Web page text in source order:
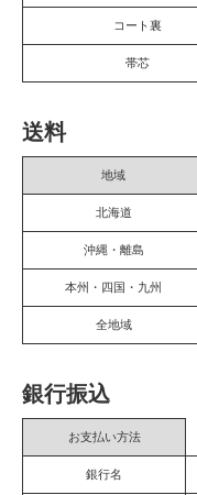
コート裏
帯芯
送料
地域
北海道
沖縄・離島
本州・四国・九州
全地域
銀行振込
お支払い方法
銀行名